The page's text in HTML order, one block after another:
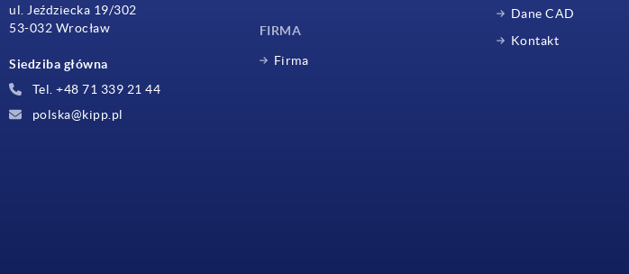
ul. Jeździecka 19/302
53-032 Wrocław
Siedziba główna
Tel. +48 71 339 21 44
polska@kipp.pl
FIRMA
Firma
Dane CAD
Kontakt